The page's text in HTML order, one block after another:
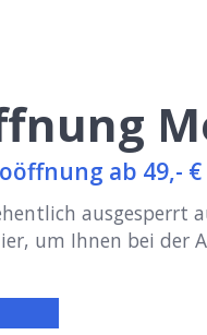
ab 49,- €
ausgesperrt
um Ihnen bei der